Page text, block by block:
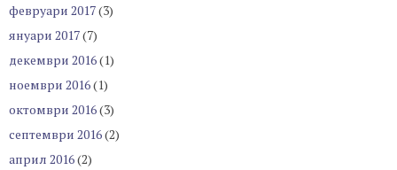
февруари 2017(3)
януари 2017(7)
декември 2016(1)
ноември 2016(1)
октомври 2016(3)
септември 2016(2)
април 2016(2)